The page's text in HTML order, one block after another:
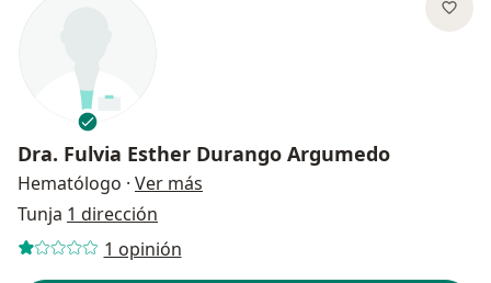
Dra. Fulvia Esther Durango Argumedo
Hematólogo · Ver más
Tunja 1 dirección
1 opinión